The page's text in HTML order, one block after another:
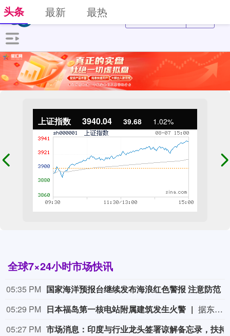
上证指数 3940.04 39.68 1.02%
全球7×24小时市场快讯
05:35 PM 国家海洋预报台继续发布海浪红色警报 注意防范
05:29 PM 日本福岛第一核电站附属建筑发生火警
据东京电力公司消息，当地时间8日15时35分左右，日本福岛第一核电站5号、6号机组服务建筑3、4层的火灾报警器发生启动。东京电力公司于当天16时01分向双叶消防本部报警。随后，消防部门赶赴现场确认，但未发现明火或冒烟。事件对核电站厂区设备没有造成影响，监测点以及厂区边界的尘埃监测仪等所测得的放射线量也未发现异常。（央视新闻）
05:27 PM
头条 最新 最热